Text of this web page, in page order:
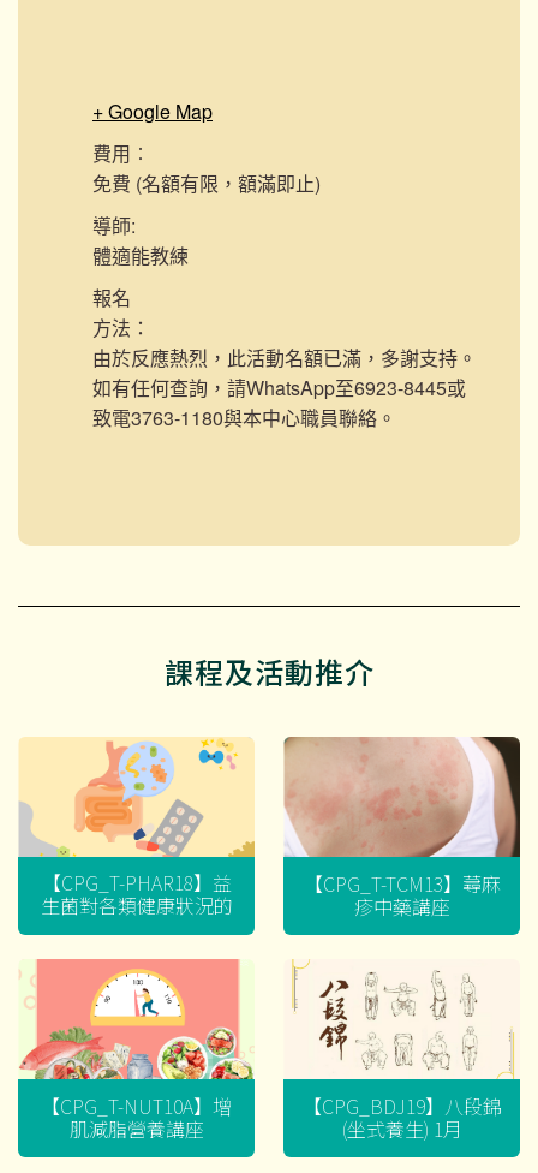
+ Google Map
費用︰
免費 (名額有限，額滿即止)
導師:
體適能教練
報名
方法：
由於反應熱烈，此活動名額已滿，多謝支持。
如有任何查詢，請WhatsApp至6923-8445或
致電3763-1180與本中心職員聯絡。
課程及活動推介
【CPG_T-PHAR18】益
生菌對各類健康狀況的
迷思
【CPG_T-TCM13】蕁麻
疹中藥講座
【CPG_T-NUT10A】增
肌減脂營養講座
【CPG_BDJ19】八段錦
(坐式養生) 1月